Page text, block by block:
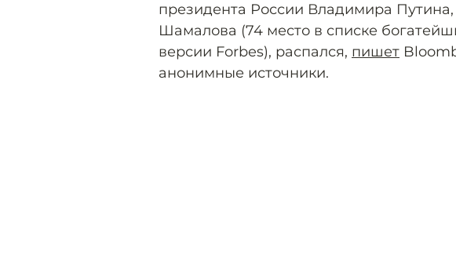
президента России Владимира
Шамалова (74 место в списке
версии Forbes), распался, пишет
анонимные источники.